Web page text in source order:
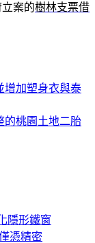
案的樹林支票借
增加塑身衣與泰
的桃園土地二胎
隱形鐵窗
憑精密